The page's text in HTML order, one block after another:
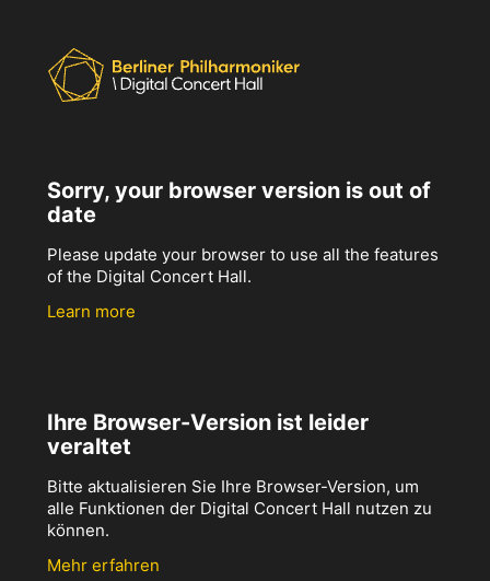
Sorry, your browser version is out of
date
Please update your browser to use all the features
of the Digital Concert Hall.
Learn more
Ihre Browser-Version ist leider
veraltet
Bitte aktualisieren Sie Ihre Browser-Version, um
alle Funktionen der Digital Concert Hall nutzen zu
können.
Mehr erfahren